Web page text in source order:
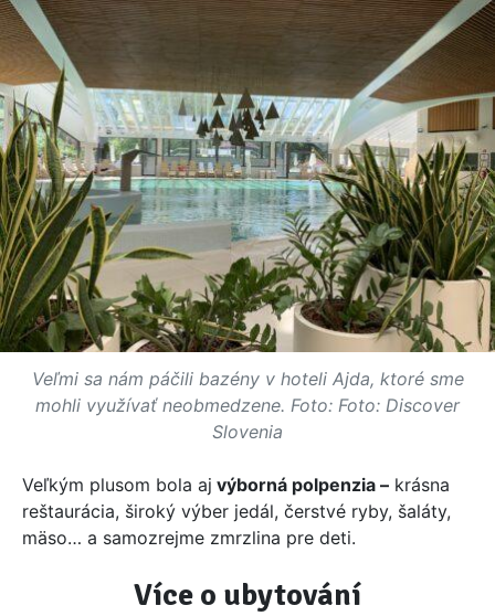
Veľmi sa nám páčili bazény v hoteli Ajda, ktoré sme
mohli využívať neobmedzene. Foto: Foto: Discover
Slovenia
Veľkým plusom bola aj výborná polpenzia – krásna
reštaurácia, široký výber jedál, čerstvé ryby, šaláty,
mäso… a samozrejme zmrzlina pre deti.
Více o ubytování